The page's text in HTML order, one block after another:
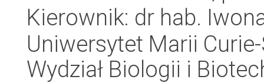
Kierownik: dr hab.
Uniwersytet Marii
Wydział Biologii i